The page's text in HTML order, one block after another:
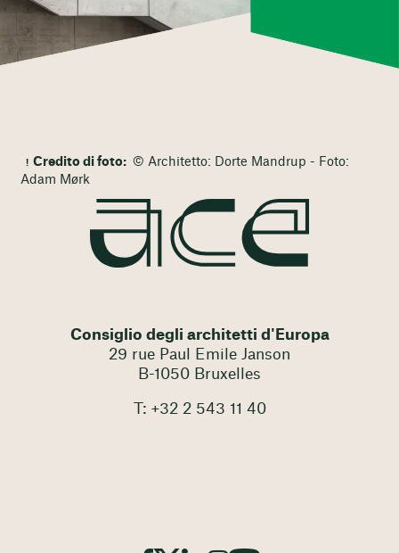
Credito di foto: © Architetto: Dorte Mandrup - Foto:
Adam Mørk
Consiglio degli architetti d'Europa
29 rue Paul Emile Janson
B-1050 Bruxelles
T: +32 2 543 11 40